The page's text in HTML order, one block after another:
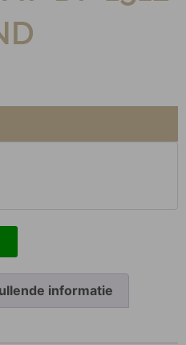
informatie